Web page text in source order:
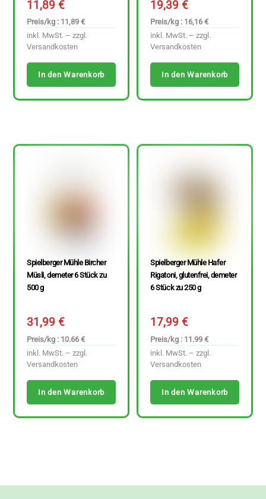
11,89€
Preis/kg : 11,89 €
inkl. MwSt. – zzgl.
Versandkosten
In den Warenkorb
19,39€
Preis/kg : 16,16 €
inkl. MwSt. – zzgl.
Versandkosten
In den Warenkorb
Spielberger Mühle Bircher
Müsli, demeter 6 Stück zu
500 g
31,99€
Preis/kg : 10.66 €
inkl. MwSt. – zzgl.
Versandkosten
In den Warenkorb
Spielberger Mühle Hafer
Rigatoni, glutenfrei, demeter
6 Stück zu 250 g
17,99€
Preis/kg : 11.99 €
inkl. MwSt. – zzgl.
Versandkosten
In den Warenkorb